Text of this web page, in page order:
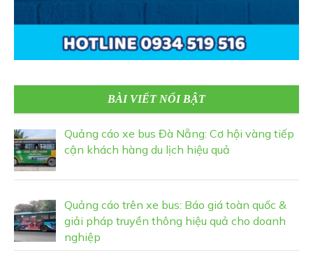
BÀI VIẾT NỔI BẬT
Quảng cáo xe bus Đà Nẵng: Cơ hội vàng tiếp
cận khách hàng du lịch hiệu quả
Quảng cáo trên xe bus: Báo giá toàn quốc &
giải pháp truyền thông hiệu quả cho doanh
nghiệp